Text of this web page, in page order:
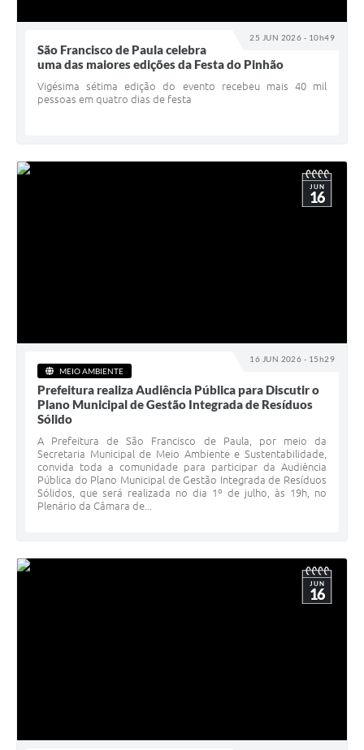
25 JUN 2026 - 10h49
São Francisco de Paula celebra
uma das maiores edições da Festa do Pinhão
Vigésima sétima edição do evento recebeu mais 40 mil
pessoas em quatro dias de festa
16 JUN 2026 - 15h29
JUN
16
MEIO AMBIENTE
Prefeitura realiza Audiência Pública para Discutir o
Plano Municipal de Gestão Integrada de Resíduos
Sólido
A Prefeitura de São Francisco de Paula, por meio da
Secretaria Municipal de Meio Ambiente e Sustentabilidade,
convida toda a comunidade para participar da Audiência
Pública do Plano Municipal de Gestão Integrada de Resíduos
Sólidos, que será realizada no dia 1º de julho, às 19h, no
Plenário da Câmara de...
JUN
16